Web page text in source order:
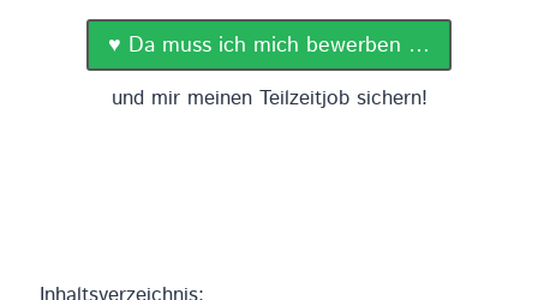
♥️ Da muss ich mich bewerben …
und mir meinen Teilzeitjob sichern!